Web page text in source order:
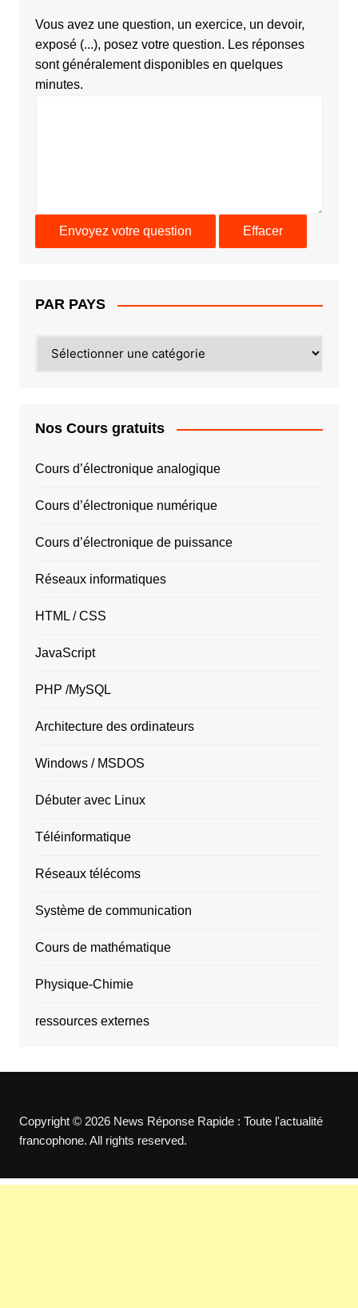
Vous avez une question, un exercice, un devoir,
exposé (...), posez votre question. Les réponses
sont généralement disponibles en quelques
minutes.
PAR PAYS
PAYS
Nos Cours gratuits
Cours d’électronique analogique
Cours d’électronique numérique
Cours d’électronique de puissance
Réseaux informatiques
HTML / CSS
JavaScript
PHP /MySQL
Architecture des ordinateurs
Windows / MSDOS
Débuter avec Linux
Téléinformatique
Réseaux télécoms
Système de communication
Cours de mathématique
Physique-Chimie
ressources externes
Copyright © 2026 News Réponse Rapide : Toute l'actualité
francophone. All rights reserved.